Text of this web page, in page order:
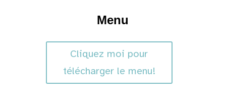
Menu
Cliquez moi pour
télécharger le menu!